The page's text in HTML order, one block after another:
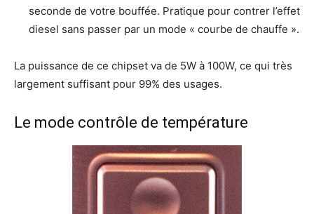
seconde de votre bouffée. Pratique pour contrer l’effet
diesel sans passer par un mode « courbe de chauffe ».
La puissance de ce chipset va de 5W à 100W, ce qui très
largement suffisant pour 99% des usages.
Le mode contrôle de température